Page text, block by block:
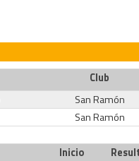
Club
San Ramón
San Ramón
Inicio